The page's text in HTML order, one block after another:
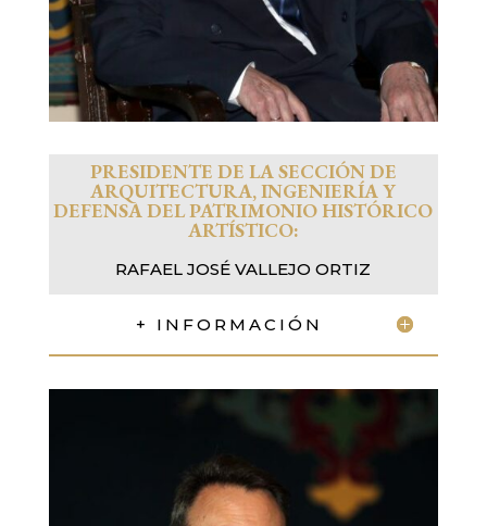
PRESIDENTE DE LA SECCIÓNDE
ARQUITECTURA, INGENIERÍA Y
DEFENSA DEL PATRIMONIO HISTÓRICO
ARTÍSTICO:
RAFAEL JOSÉ VALLEJO ORTIZ
+ INFORMACIÓN